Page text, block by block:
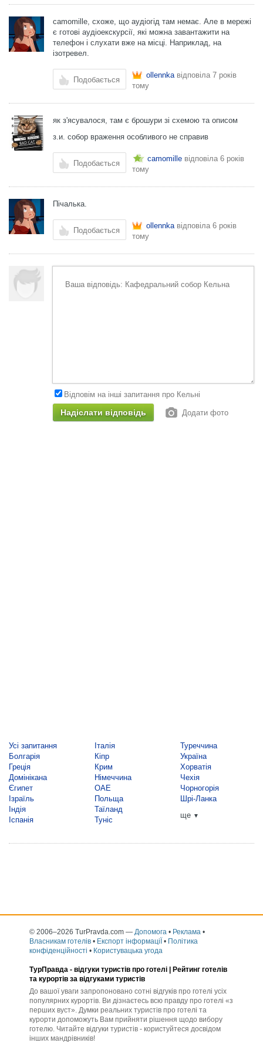
camomille, схоже, що аудіогід там немає. Але в мережі
є готові аудіоекскурсії, які можна завантажити на
телефон і слухати вже на місці. Наприклад, на
ізотревел.
Подобається
ollennkaвідповіла 7 років
тому
як з'ясувалося, там є брошури зі схемою та описом
з.и. собор враження особливого не справив
Подобається
camomille відповіла 6 років
тому
Пічалька.
Подобається
ollennkaвідповіла 6 років
тому
Відповім на інші запитання про Кельні
Додати фото
Усі запитання
Болгарія
Греція
Домінікана
Єгипет
Ізраїль
Індія
Іспанія
Італія
Кіпр
Крим
Німеччина
ОАЕ
Польща
Таїланд
Туніс
Туреччина
Україна
Хорватія
Чехія
Чорногорія
Шрі-Ланка
ще ▼
© 2006–2026 TurPravda.com — Допомога • Реклама •
Власникам готелів • Експорт інформаціЇ • Політика
конфіденційності • Користувацька угода
ТурПравда - відгуки туристів про готелі | Рейтинг готелів
та курортів за відгуками туристів
До вашої уваги запропоновано сотні відгуків про готелі усіх
популярних курортів. Ви дізнаєтесь всю правду про готелі «з
перших вуст». Думки реальних туристів про готелі та
курорти допоможуть Вам прийняти рішення щодо вибору
готелю. Читайте відгуки туристів - користуйтеся досвідом
інших мандрівників!